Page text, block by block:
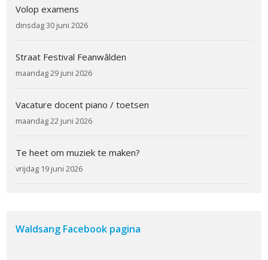
Volop examens
dinsdag 30 juni 2026
Straat Festival Feanwâlden
maandag 29 juni 2026
Vacature docent piano / toetsen
maandag 22 juni 2026
Te heet om muziek te maken?
vrijdag 19 juni 2026
Waldsang Facebook pagina